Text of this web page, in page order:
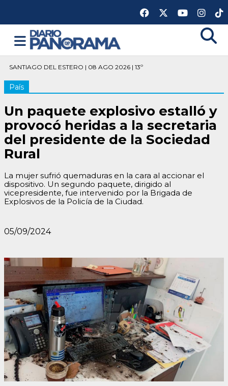
SANTIAGO DEL ESTERO | 08 AGO 2026 | 13º
País
Un paquete explosivo estalló y
provocó heridas a la secretaria
del presidente de la Sociedad
Rural
La mujer sufrió quemaduras en la cara al accionar el
dispositivo. Un segundo paquete, dirigido al
vicepresidente, fue intervenido por la Brigada de
Explosivos de la Policía de la Ciudad.
05/09/2024